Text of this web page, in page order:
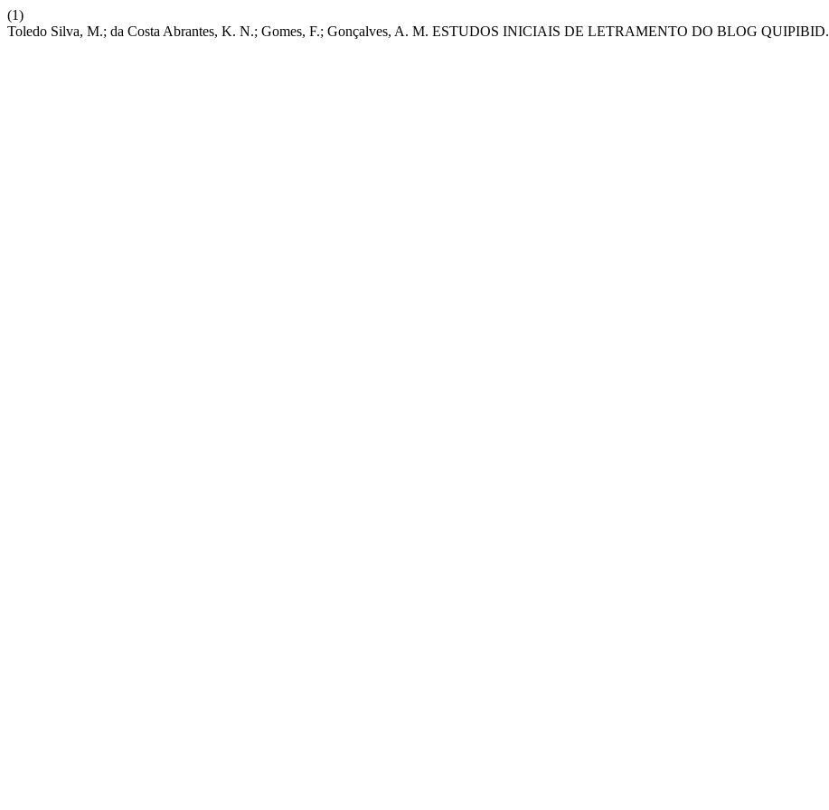
(1)
Toledo Silva, M.; da Costa Abrantes, K. N.; Gomes, F.; Gonçalves, A. M. ESTUDOS INICIAIS DE LETRAMENTO DO BLOG QUIPIBID.